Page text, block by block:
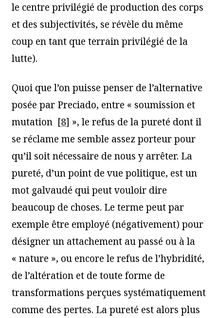
le centre privilégié de production des corps
et des subjectivités, se révèle du même
coup en tant que terrain privilégié de la
lutte).
Quoi que l’on puisse penser de l’alternative
posée par Preciado, entre « soumission et
mutation [8] », le refus de la pureté dont il
se réclame me semble assez porteur pour
qu’il soit nécessaire de nous y arrêter. La
pureté, d’un point de vue politique, est un
mot galvaudé qui peut vouloir dire
beaucoup de choses. Le terme peut par
exemple être employé (négativement) pour
désigner un attachement au passé ou à la
« nature », ou encore le refus de l’hybridité,
de l’altération et de toute forme de
transformations perçues systématiquement
comme des pertes. La pureté est alors plus